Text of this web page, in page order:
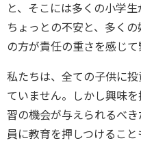
と、そこには多くの小学
ちょっとの不安と、多く
の方が責任の重さを感じて
私たちは、全ての子供に
ていません。しかし興味
習の機会が与えられるべ
員に教育を押しつけるこ